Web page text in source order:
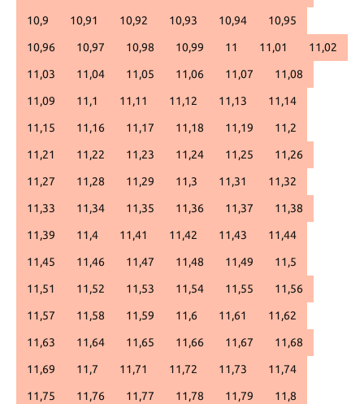
10,9 10,91 10,92 10,93 10,94 10,95
10,96 10,97 10,98 10,99 11 11,01 11,02
11,03 11,04 11,05 11,06 11,07 11,08
11,09 11,1 11,11 11,12 11,13 11,14
11,15 11,16 11,17 11,18 11,19 11,2
11,21 11,22 11,23 11,24 11,25 11,26
11,27 11,28 11,29 11,3 11,31 11,32
11,33 11,34 11,35 11,36 11,37 11,38
11,39 11,4 11,41 11,42 11,43 11,44
11,45 11,46 11,47 11,48 11,49 11,5
11,51 11,52 11,53 11,54 11,55 11,56
11,57 11,58 11,59 11,6 11,61 11,62
11,63 11,64 11,65 11,66 11,67 11,68
11,69 11,7 11,71 11,72 11,73 11,74
11,75 11,76 11,77 11,78 11,79 11,8